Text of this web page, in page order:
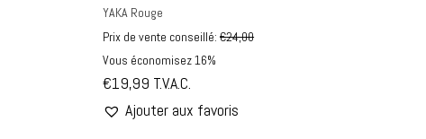
YAKA Rouge
Prix de vente conseillé:€24,00
Vous économisez 16%
€19,99 T.V.A.C.
Ajouter aux favoris